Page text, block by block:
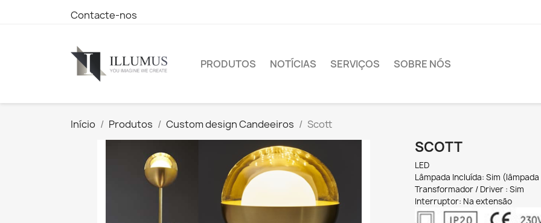
Contacte-nos
PRODUTOS NOTÍCIAS SERVIÇOS SOBRE NÓS
Início Produtos Custom design Candeeiros Scott
SCOTT
LED
Lâmpada Incluída: Sim
Transformador / Driver : Sim
Interruptor: Na extensão